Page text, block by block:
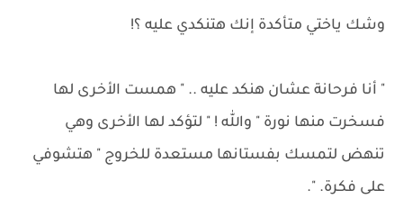
وشك ياختي متأكدة إنك هتنكدي عليه ؟!
" أنا فرحانة عشان هنكد عليه .. " همست الأخرى لها
فسخرت منها نورة " والله ! " لتؤكد لها الأخرى وهي
تنهض لتمسك بفستانها مستعدة للخروج " هتشوفي
على فكرة. ".